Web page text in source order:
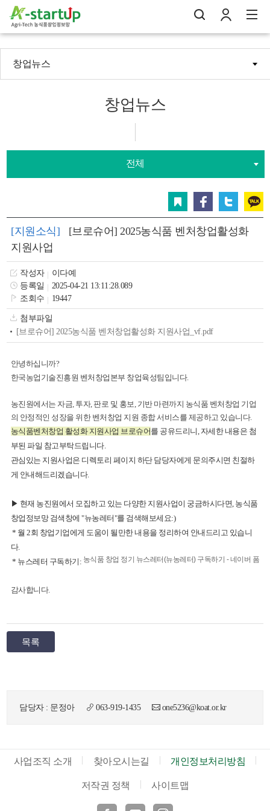
창 인 메
창업뉴스
창업뉴스
전체
트위터 카카오
[지원소식]
[브로슈어] 2025농식품 벤처창업활성화
지원사업
작성자
이다예
등록일
2025-04-21 13:11:28.089
조회수
19447
첨부파일
[브로슈어] 2025농식품 벤처창업활성화 지원사업_vf.pdf
안녕하십니까?
한국농업기술진흥원 벤처창업본부 창업육성팀입니다.
농진원에서는 자금, 투자, 판로 및 홍보, 기반 마련까지 농식품 벤처창업 기업
의 안정적인 성장을 위한 벤처창업 지원 종합 서비스를 제공하고 있습니다.
농식품벤처창업 활성화 지원사업 브로슈어를 공유드리니, 자세한 내용은 첨
부된 파일 참고부탁드립니다.
관심있는 지원사업은 디렉토리 페이지 하단 담당자에게 문의주시면 친절하
게 안내해드리겠습니다.
▶ 현재 농진원에서 모집하고 있는 다양한 지원사업이 궁금하시다면, 농식품
창업정보망 검색창에 "뉴농레터"를 검색해보세요:)
* 월 2회 창업기업에게 도움이 될만한 내용을 정리하여 안내드리고 있습니
다.
* 뉴스레터 구독하기: 농식품 창업 정기 뉴스레터(뉴농레터) 구독하기 - 네이버 폼
감사합니다.
목록
담당자 : 문정아 063-919-1435 one5236@koat.or.kr
사업조직 소개 찾아오시는길 개인정보처리방침
저작권 정책 사이트맵